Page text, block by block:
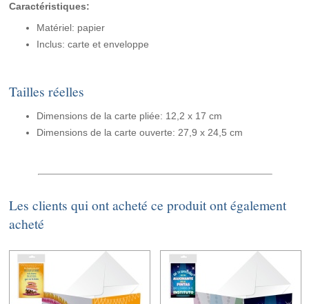
Caractéristiques:
Matériel: papier
Inclus: carte et enveloppe
Tailles réelles
Dimensions de la carte pliée: 12,2 x 17 cm
Dimensions de la carte ouverte: 27,9 x 24,5 cm
Les clients qui ont acheté ce produit ont également
acheté